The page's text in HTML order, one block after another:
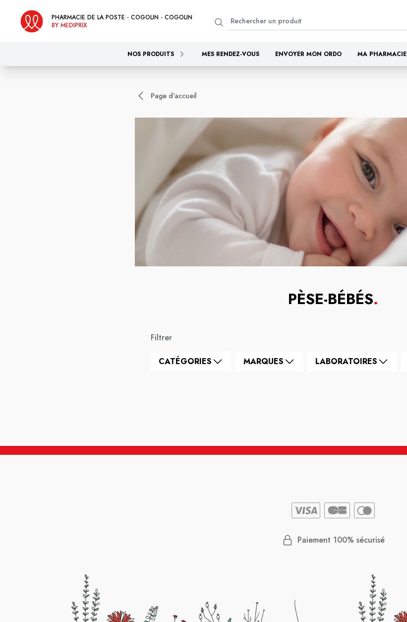
PHARMACIE DE LA POSTE - COGOLIN - COGOLIN
BY MEDIPRIX
NOS PRODUITS MES RENDEZ-VOUS ENVOYER MON ORDO MA PHARMACIE
Page d'accueil
PÈSE-BÉBÉS.
Filtrer
CATÉGORIES MARQUES LABORATOIRES
Paiement 100% sécurisé